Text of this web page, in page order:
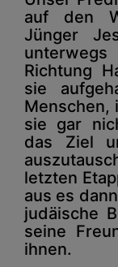
auf den
Jünger
Richtung
sie
Menschen,
sie gar
das Ziel
letzten
aus es
judäische
seine
ihnen.